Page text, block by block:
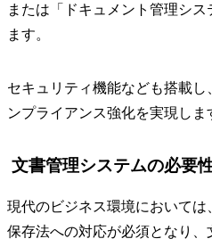
または「ドキュメント管理シ
ます。
セキュリティ機能なども搭載
ンプライアンス強化を実現しま
文書管理システムの必要
現代のビジネス環境において
保存法への対応が必須となり